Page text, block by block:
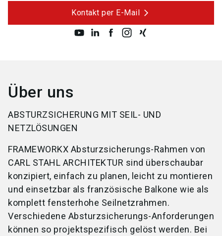
Kontakt per E-Mail
Über uns
ABSTURZSICHERUNG MIT SEIL- UND
NETZLÖSUNGEN
FRAMEWORKX Absturzsicherungs-Rahmen von
CARL STAHL ARCHITEKTUR sind überschaubar
konzipiert, einfach zu planen, leicht zu montieren
und einsetzbar als französische Balkone wie als
komplett fensterhohe Seilnetzrahmen.
Verschiedene Absturzsicherungs-Anforderungen
können so projektspezifisch gelöst werden. Bei